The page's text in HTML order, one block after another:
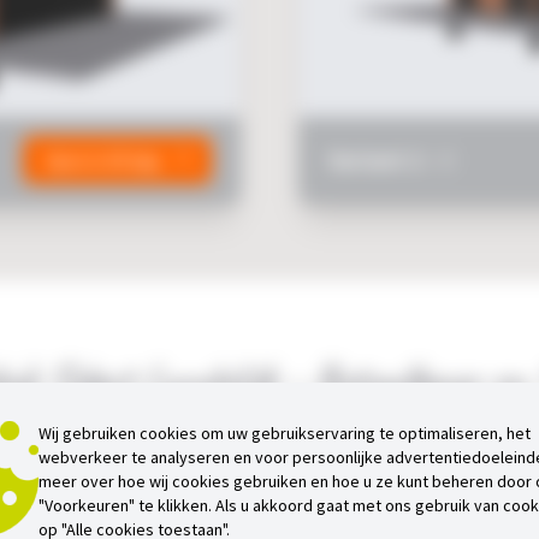
Select Landelijk – Betaalbaar
Unieke eigenschappen
Select – Landelijk, ontworpen door Trendhout, biedt
Wij gebruiken cookies om uw gebruikservaring te optimaliseren, het
webverkeer te analyseren en voor persoonlijke
meer over hoe wij cookies gebruiken en hoe u ze kunt beheren door
"Voorkeuren" te klikken. Als u akkoord gaat met ons gebruik van
op "Alle cookies toestaan".